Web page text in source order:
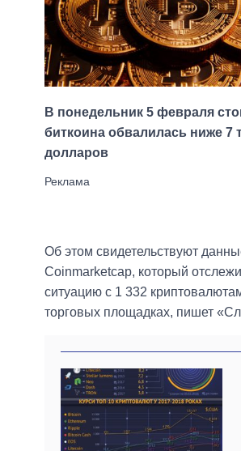
В понедельник 5 февраля
биткоина обвалилась ниже 7
долларов
Об этом свидетельствуют
Coinmarketcap, который
ситуацию с 1 332
торговых площадках, пишет